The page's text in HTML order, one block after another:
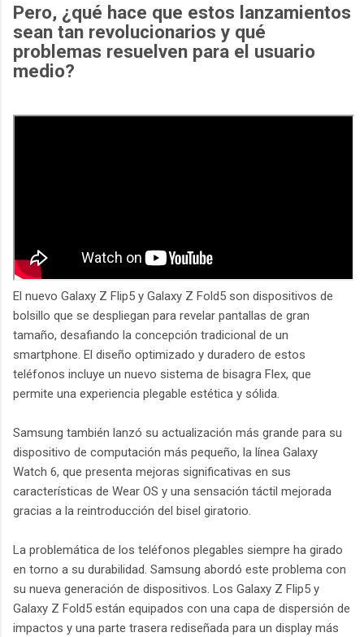
Pero, ¿qué hace que estos lanzamientos
sean tan revolucionarios y qué
problemas resuelven para el usuario
medio?
El nuevo Galaxy Z Flip5 y Galaxy Z Fold5 son dispositivos de
bolsillo que se despliegan para revelar pantallas de gran
tamaño, desafiando la concepción tradicional de un
smartphone. El diseño optimizado y duradero de estos
teléfonos incluye un nuevo sistema de bisagra Flex, que
permite una experiencia plegable estética y sólida.
Samsung también lanzó su actualización más grande para su
dispositivo de computación más pequeño, la línea Galaxy
Watch 6, que presenta mejoras significativas en sus
características de Wear OS y una sensación táctil mejorada
gracias a la reintroducción del bisel giratorio.
La problemática de los teléfonos plegables siempre ha girado
en torno a su durabilidad. Samsung abordó este problema con
su nueva generación de dispositivos. Los Galaxy Z Flip5 y
Galaxy Z Fold5 están equipados con una capa de dispersión de
impactos y una parte trasera rediseñada para un display más